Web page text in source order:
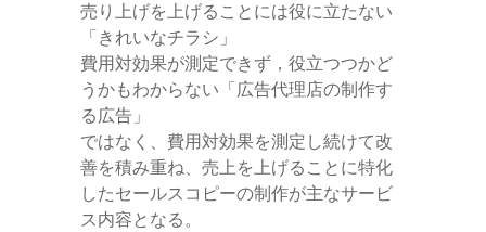
売り上げを上げることには役に立たない
「きれいなチラシ」
費用対効果が測定できず，役立つつかど
うかもわからない「広告代理店の制作す
る広告」
ではなく、費用対効果を測定し続けて改
善を積み重ね、売上を上げることに特化
したセールスコピーの制作が主なサービ
ス内容となる。